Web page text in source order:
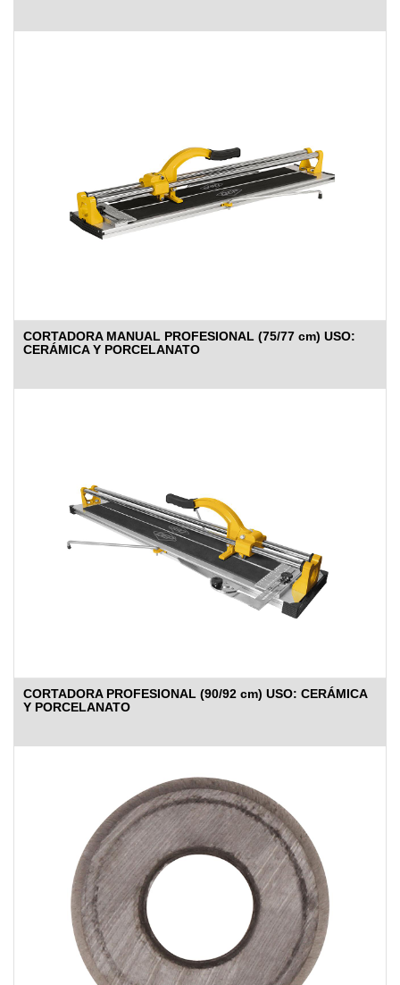
CORTADORA MANUAL PROFESIONAL (75/77 cm) USO:
CERÁMICA Y PORCELANATO
CORTADORA PROFESIONAL (90/92 cm) USO: CERÁMICA
Y PORCELANATO